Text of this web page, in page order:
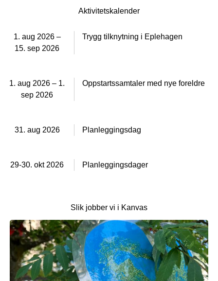
Aktivitetskalender
1. aug 2026 –
15. sep 2026
Trygg tilknytning i Eplehagen
1. aug 2026 – 1.
sep 2026
Oppstartssamtaler med nye foreldre
31. aug 2026 Planleggingsdag
29-30. okt 2026 Planleggingsdager
Slik jobber vi i Kanvas